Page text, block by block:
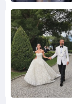
Снимка:
Инстаграм